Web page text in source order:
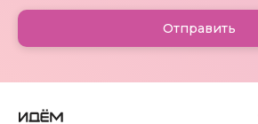
Отправить